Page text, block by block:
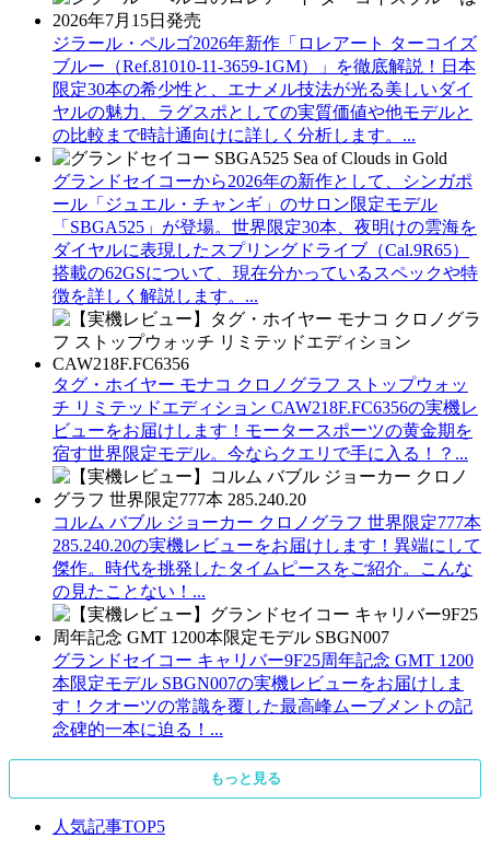
ジラール・ペルゴ2026年新作「ロレアート ターコイズ
ブルー（Ref.81010-11-3659-1GM）」を徹底解説！日本
限定30本の希少性と、エナメル技法が光る美しいダイ
ヤルの魅力、ラグスポとしての実質価値や他モデルと
の比較まで時計通向けに詳しく分析します。...
グランドセイコーから2026年の新作として、シンガポ
ール「ジュエル・チャンギ」のサロン限定モデル
「SBGA525」が登場。世界限定30本、夜明けの雲海を
ダイヤルに表現したスプリングドライブ（Cal.9R65）
搭載の62GSについて、現在分かっているスペックや特
徴を詳しく解説します。...
タグ・ホイヤー モナコ クロノグラフ ストップウォッ
チ リミテッドエディション CAW218F.FC6356の実機レ
ビューをお届けします！モータースポーツの黄金期を
宿す世界限定モデル。今ならクエリで手に入る！？...
コルム バブル ジョーカー クロノグラフ 世界限定777本
285.240.20の実機レビューをお届けします！異端にして
傑作。時代を挑発したタイムピースをご紹介。こんな
の見たことない！...
グランドセイコー キャリバー9F25周年記念 GMT 1200
本限定モデル SBGN007の実機レビューをお届けしま
す！クオーツの常識を覆した最高峰ムーブメントの記
念碑的一本に迫る！...
もっと見る
人気記事TOP5